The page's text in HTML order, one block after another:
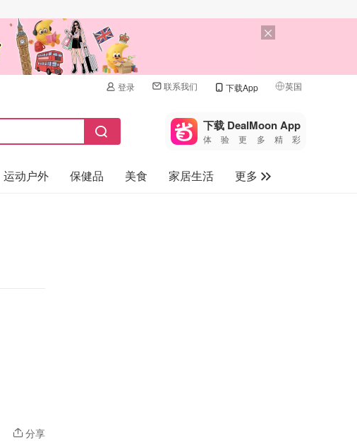
登录 联系我们 下载App 英国
🇺🇸
🇨🇳 中国
🇨🇦加拿大
下载 DealMoon App
体验更多精彩
运动户外 保健品 美食 家居生活
更多
分享